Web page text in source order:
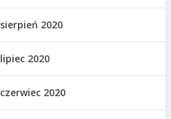
sierpień 2020
lipiec 2020
czerwiec 2020